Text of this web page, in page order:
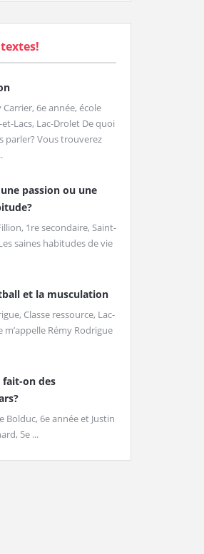
Carrier, 6e année, école
Lacs, Lac-Drolet De quoi
parler? Vous trouverez
passion ou une
1re secondaire, Saint-
saines habitudes de vie
et la musculation
Classe ressource, Lac-
m’appelle Rémy Rodrigue
on des
Bolduc, 6e année et Justin
5e ...